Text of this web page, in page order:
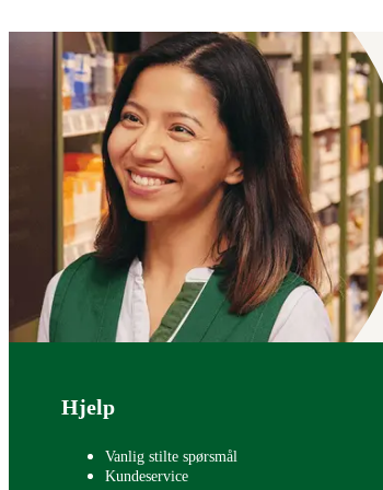
Bunntekst
Hjelp
Vanlig stilte spørsmål
Kundeservice